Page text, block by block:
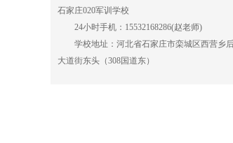
石家庄020军训学校
24小时手机：15532168286(赵老师)
学校地址：河北省石家庄市栾城区西营乡
大道街东头（308国道东）